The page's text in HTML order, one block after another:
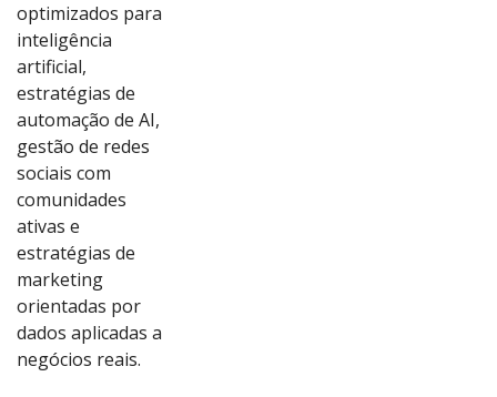
optimizados para
inteligência
artificial,
estratégias de
automação de AI,
gestão de redes
sociais com
comunidades
ativas e
estratégias de
marketing
orientadas por
dados aplicadas a
negócios reais.